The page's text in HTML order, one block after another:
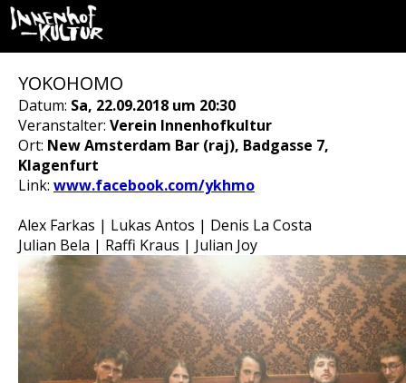
YOKOHOMO
Datum: Sa, 22.09.2018 um 20:30
Veranstalter: Verein Innenhofkultur
Ort: New Amsterdam Bar (raj), Badgasse 7,
Klagenfurt
Link: www.facebook.com/ykhmo
Alex Farkas | Lukas Antos | Denis La Costa
Julian Bela | Raffi Kraus | Julian Joy